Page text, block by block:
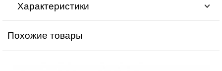
Характеристики
Похожие товары